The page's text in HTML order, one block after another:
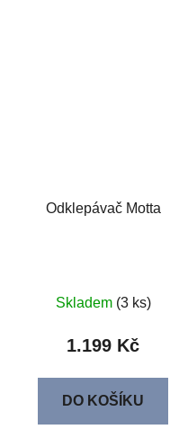
Odklepávač Motta
Skladem (3 ks)
1.199 Kč
DO KOŠÍKU